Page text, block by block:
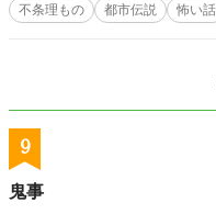
不条理もの
都市伝説 怖い話
9
鬼事